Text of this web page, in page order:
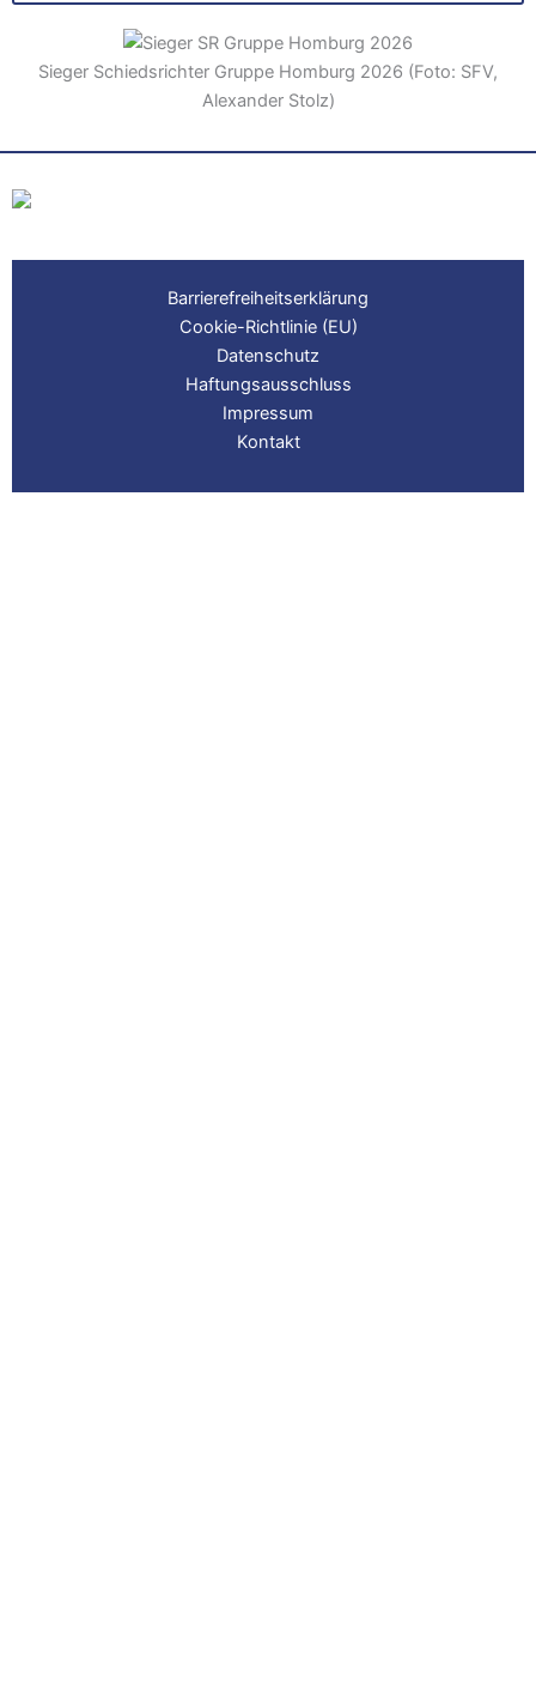
Sieger Schiedsrichter Gruppe Homburg 2026 (Foto: SFV,
Alexander Stolz)
Barrierefreiheitserklärung
Cookie-Richtlinie (EU)
Datenschutz
Haftungsausschluss
Impressum
Kontakt